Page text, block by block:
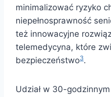
minimalizować ryzyko
niepełnosprawność
też innowacyjne
telemedycyna, które
bezpieczeństwo3.
Udział w 30-